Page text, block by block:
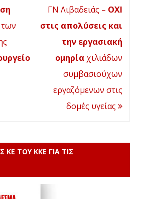
των
ΓΝ Λιβαδειάς – ΟΧΙ
στις απολύσεις και
την εργασιακή
ομηρία χιλιάδων
συμβασιούχων
εργαζόμενων στις
δομές υγείας
ΤΟΥ ΚΚΕ ΓΙΑ ΤΙΣ